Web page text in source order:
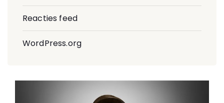
Reacties feed
WordPress.org